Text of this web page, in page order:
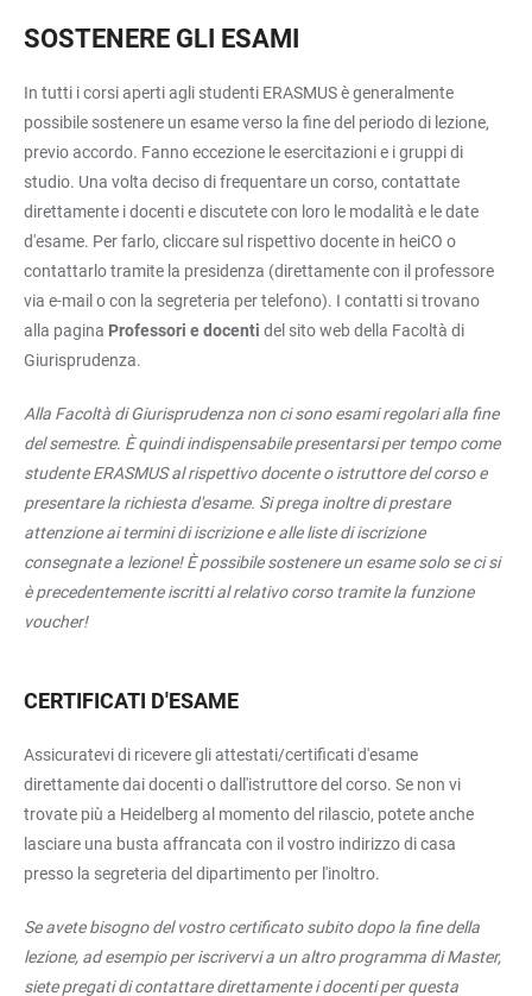
SOSTENERE GLI ESAMI
In tutti i corsi aperti agli studenti ERASMUS è generalmente
possibile sostenere un esame verso la fine del periodo di lezione,
previo accordo. Fanno eccezione le esercitazioni e i gruppi di
studio. Una volta deciso di frequentare un corso, contattate
direttamente i docenti e discutete con loro le modalità e le date
d'esame. Per farlo, cliccare sul rispettivo docente in heiCO o
contattarlo tramite la presidenza (direttamente con il professore
via e-mail o con la segreteria per telefono). I contatti si trovano
alla pagina Professori e docenti del sito web della Facoltà di
Giurisprudenza.
Alla Facoltà di Giurisprudenza non ci sono esami regolari alla fine
del semestre. È quindi indispensabile presentarsi per tempo come
studente ERASMUS al rispettivo docente o istruttore del corso e
presentare la richiesta d'esame. Si prega inoltre di prestare
attenzione ai termini di iscrizione e alle liste di iscrizione
consegnate a lezione! È possibile sostenere un esame solo se ci si
è precedentemente iscritti al relativo corso tramite la funzione
voucher!
CERTIFICATI D'ESAME
Assicuratevi di ricevere gli attestati/certificati d'esame
direttamente dai docenti o dall'istruttore del corso. Se non vi
trovate più a Heidelberg al momento del rilascio, potete anche
lasciare una busta affrancata con il vostro indirizzo di casa
presso la segreteria del dipartimento per l'inoltro.
Se avete bisogno del vostro certificato subito dopo la fine della
lezione, ad esempio per iscrivervi a un altro programma di Master,
siete pregati di contattare direttamente i docenti per questa